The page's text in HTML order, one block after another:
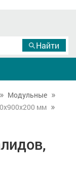
Модульные
мм